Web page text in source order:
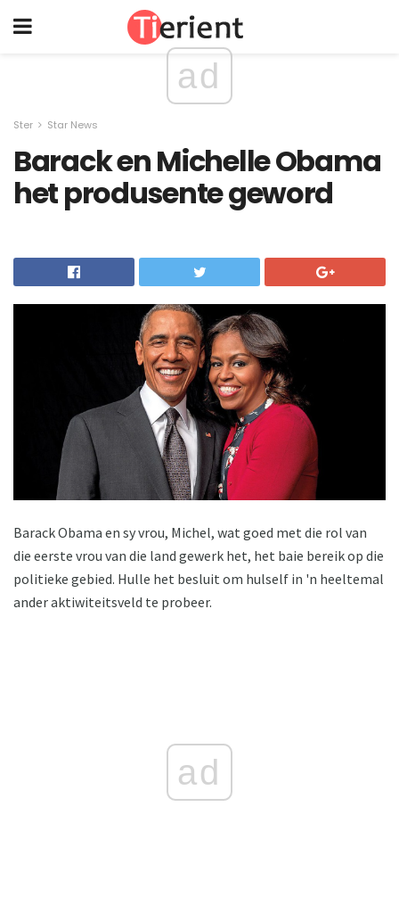
ad
Ster Star News
Barack en Michelle Obama
het produsente geword
Barack Obama en sy vrou, Michel, wat goed met die rol van
die eerste vrou van die land gewerk het, het baie bereik op die
politieke gebied. Hulle het besluit om hulself in 'n heeltemal
ander aktiwiteitsveld te probeer.
ad